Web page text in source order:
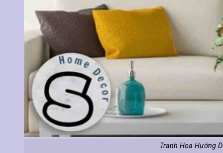
Tranh Hoa Hướng